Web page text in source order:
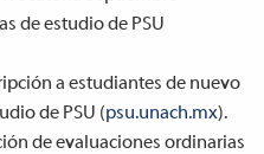
de estudio de PSU
a estudiantes de nuevo
de PSU (psu.unach.mx).
de evaluaciones ordinarias